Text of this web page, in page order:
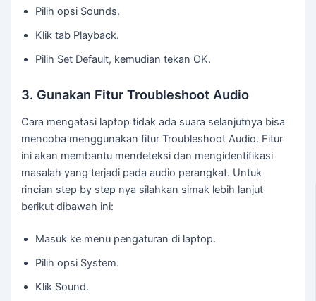
Pilih opsi Sounds.
Klik tab Playback.
Pilih Set Default, kemudian tekan OK.
3. Gunakan Fitur Troubleshoot Audio
Cara mengatasi laptop tidak ada suara selanjutnya bisa
mencoba menggunakan fitur Troubleshoot Audio. Fitur
ini akan membantu mendeteksi dan mengidentifikasi
masalah yang terjadi pada audio perangkat. Untuk
rincian step by step nya silahkan simak lebih lanjut
berikut dibawah ini:
Masuk ke menu pengaturan di laptop.
Pilih opsi System.
Klik Sound.